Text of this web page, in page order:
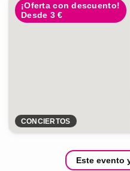
¡Oferta con descuento!
Desde 3 €
CONCIERTOS
Este evento